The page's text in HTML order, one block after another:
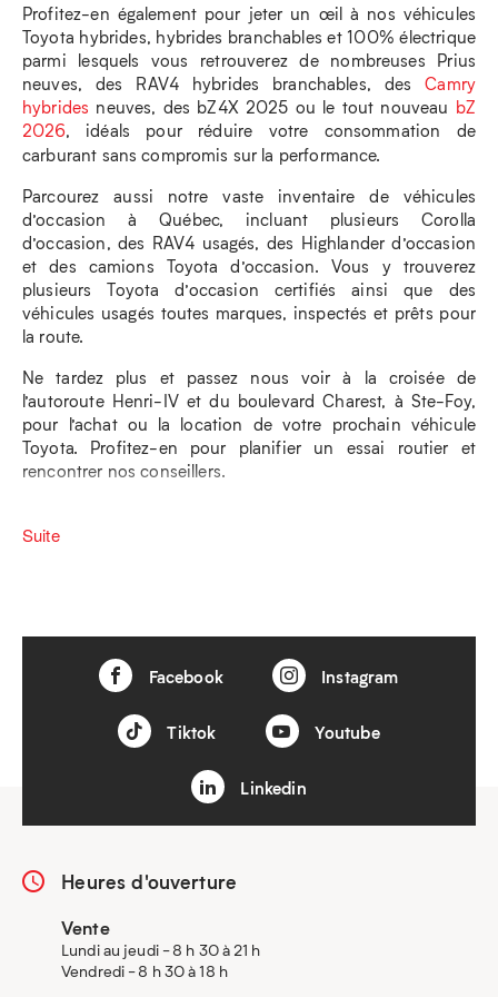
Profitez-en également pour jeter un œil à nos véhicules
Toyota hybrides, hybrides branchables et 100% électrique
parmi lesquels vous retrouverez de nombreuses Prius
neuves, des RAV4 hybrides branchables, desCamry
hybrides neuves, des bZ4X 2025 ou le tout nouveau bZ
2026, idéals pour réduire votre consommation de
carburant sans compromis sur la performance.
Parcourez aussi notre vaste inventaire de véhicules
d’occasion à Québec, incluant plusieurs Corolla
d’occasion, des RAV4 usagés, des Highlander d’occasion
et des camions Toyota d’occasion. Vous y trouverez
plusieurs Toyota d’occasion certifiés ainsi que des
véhicules usagés toutes marques, inspectés et prêts pour
la route.
Ne tardez plus et passez nous voir à la croisée de
l’autoroute Henri-IV et du boulevard Charest, à Ste-Foy,
pour l’achat ou la location de votre prochain véhicule
Toyota. Profitez-en pour planifier un essai routier et
rencontrer nos conseillers.
Suite
Facebook Instagram
Tiktok Youtube
Linkedin
Heures d'ouverture
Vente
Lundi au jeudi - 8 h 30 à 21 h
Vendredi - 8 h 30 à 18 h